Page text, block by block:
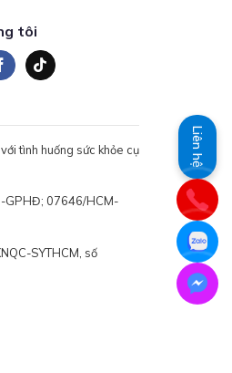
tôi
tình huống sức khỏe cụ
GPHĐ; 07646/HCM-
SYTHCM, số
Liên hệ